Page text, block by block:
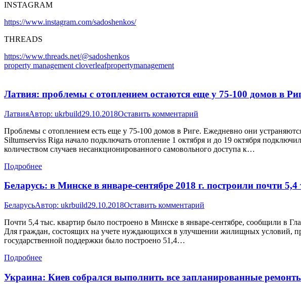
INSTAGRAM
https://www.instagram.com/sadoshenkos/
THREADS
https://www.threads.net/@sadoshenkos
property management cloverleafpropertymanagement
Латвия: проблемы с отоплением остаются еще у 75-100 домов в
ЛатвияАвтор: ukrbuild29.10.2018Оставить комментарий
Проблемы с отоплением есть еще у 75-100 домов в Риге. Ежедневно они
Siltumserviss Riga начало подключать отопление 1 октября и до 19 октября
количеством случаев несанкционированного самовольного доступа к…
Подробнее
Беларусь: в Минске в январе-сентябре 2018 г. построили почти
БеларусьАвтор: ukrbuild29.10.2018Оставить комментарий
Почти 5,4 тыс. квартир было построено в Минске в январе-сентябре, сообщили в
Для граждан, состоящих на учете нуждающихся в улучшении жилищных условий,
государственной поддержки было построено 51,4…
Подробнее
Украина: Киев собрался выполнить все запланированные